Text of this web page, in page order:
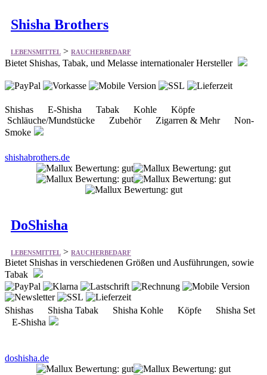
Shisha Brothers
LEBENSMITTEL > RAUCHERBEDARF
Bietet Shishas, Tabak, und Melasse internationaler Hersteller
Shishas E-Shisha Tabak Kohle Köpfe
Schläuche/Mundstücke Zubehör Zigarren & Mehr Non-
Smoke
shishabrothers.de
DoShisha
LEBENSMITTEL > RAUCHERBEDARF
Bietet Shishas in verschiedenen Größen und Ausführungen, sowie
Tabak
Shishas Shisha Tabak Shisha Kohle Köpfe Shisha Set
E-Shisha
doshisha.de